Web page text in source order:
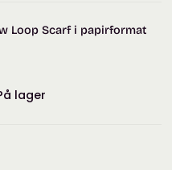
Loop Scarf i papirformat
lager